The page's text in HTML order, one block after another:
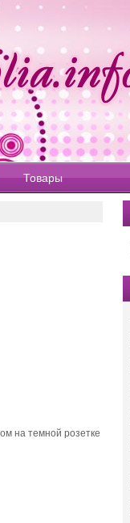
на темной розетке
Товары